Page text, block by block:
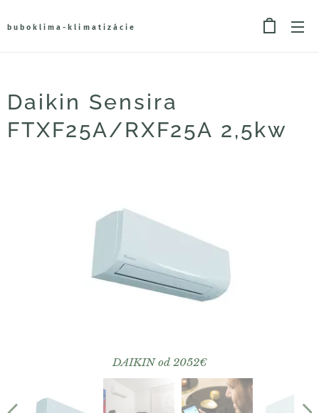
buboklima-klimatizácie
Daikin Sensira
FTXF25A/RXF25A 2,5kw
DAIKIN od 2052€
daikin se